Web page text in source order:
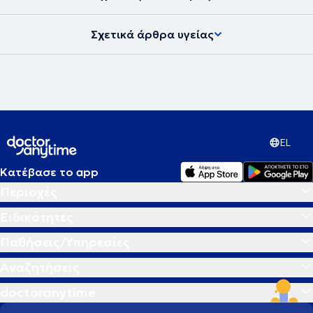
ιατρική εντείνεται όλο και περισσότερο η προσπάθεια για
Σχετικά άρθρα υγείας
EL
Κατέβασε το app